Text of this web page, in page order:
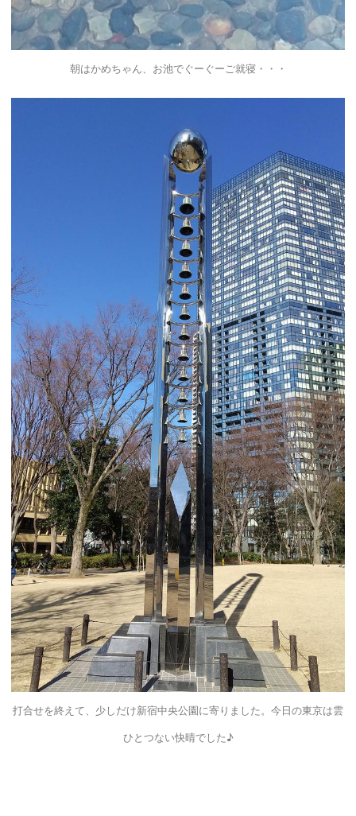
朝はかめちゃん、お池でぐーぐーご就寝・・・
打合せを終えて、少しだけ新宿中央公園に寄りました。今日の東京は雲
ひとつない快晴でした♪